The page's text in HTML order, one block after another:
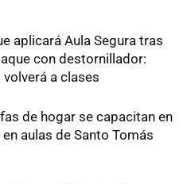
aplicará Aula Segura tras
con destornillador:
volverá a clases
de hogar se capacitan en
aulas de Santo Tomás